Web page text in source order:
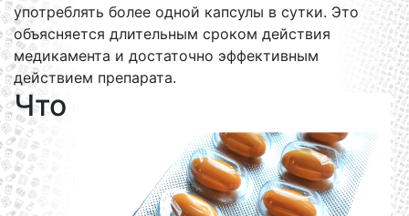
употреблять более одной капсулы в сутки. Это
объясняется длительным сроком действия
медикамента и достаточно эффективным
действием препарата.
Что